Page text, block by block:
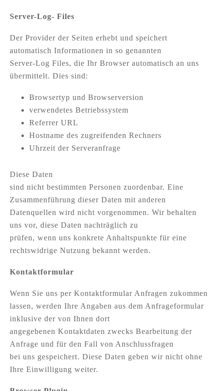
Server-Log- Files
Der Provider der Seiten erhebt und speichert
automatisch Informationen in so genannten
Server-Log Files, die Ihr Browser automatisch an uns
übermittelt. Dies sind:
Browsertyp und Browserversion
verwendetes Betriebssystem
Referrer URL
Hostname des zugreifenden Rechners
Uhrzeit der Serveranfrage
Diese Daten
sind nicht bestimmten Personen zuordenbar. Eine
Zusammenführung dieser Daten mit anderen
Datenquellen wird nicht vorgenommen. Wir behalten
uns vor, diese Daten nachträglich zu
prüfen, wenn uns konkrete Anhaltspunkte für eine
rechtswidrige Nutzung bekannt werden.
Kontaktformular
Wenn Sie uns per Kontaktformular Anfragen zukommen
lassen, werden Ihre Angaben aus dem Anfrageformular
inklusive der von Ihnen dort
angegebenen Kontaktdaten zwecks Bearbeitung der
Anfrage und für den Fall von Anschlussfragen
bei uns gespeichert. Diese Daten geben wir nicht ohne
Ihre Einwilligung weiter.